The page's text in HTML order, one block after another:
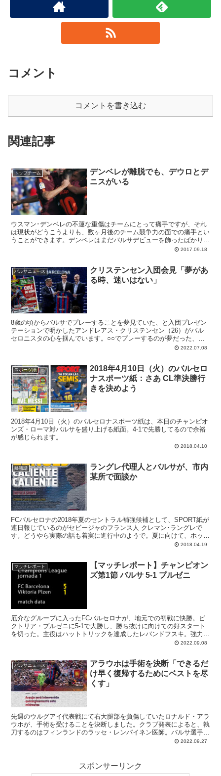
コメント
コメントを書き込む
関連記事
トップチーム
デンベレが離脱でも、デウロとデ
ニスがいる
ウスマン･デンベレの不運な重傷はチームにとって痛手ですが、それ
は現状がどうこうよりも、数ヶ月後のチーム競争力の面での痛手とい
うことができます。デンベレはまだバルサデビューを飾ったばかり
で、チームの計算できる戦力となるにはまだ時間のかかる状況..
2017.09.18
バルサニュース
クリステンセン入団会見「夢があ
る時、迷いはない」
8歳の頃からバルサでプレーすることを夢見ていた、と入団プレゼン
テーションで明かしたアンドレアス・クリステンセン（26）がバル
セロニスタの心を掴んでいます。○○でプレーするのが夢だった、、
のフレーズはもはや入団時のお決まりですが、我らの新セントラルに
2022.07.08
スポーツ紙
2018年4月10日（火）のバルセロ
ナスポーツ紙：さあ CL準決勝行
きを決めよう
2018年4月10日（火）のバルセロナスポーツ紙は、本日のチャンピオ
ンズ・ローマ対バルサを盛り上げる紙面。4-1で先勝してるので余裕
が感じられます。
2018.04.10
移籍話
ラングレ代理人とバルサが、市内
某所で面談か
FCバルセロナの2018年夏のセントラル補強候補として、SPORT紙が
連日報じているのがセビージャのフランス人 クレマン･ラングレで
す。どうやら実際の話も着実に進行中のようで。夏に向けて、ホット
2018.04.19
マッチレポート
【マッチレポート】チャンピオン
ズ第1節 バルサ 5-1 プルゼニ
厄介なグループに入ったFCバルセロナが、地元での初戦に快勝。ビ
クトリア・プルゼニに5-1で大勝し、勝ち抜けに向けての好スタート
を切った。主役はハットトリックを達成したレバンドフスキ。強力で
正確なシュートをずばずば決めてしまう最強の9番だ。頑張って彼を
2022.09.08
バルサニュース
アラウホは手術を決断「できるだ
け早く復帰するためにベストを尽
くす」
先週のウルグアイ代表戦にて右大腿部を負傷していたロナルド・アラ
ウホが、手術を受けることを決断しました。クラブ発表によると、執
刀するのはフィンランドのラッセ・レンパイネン医師。バルサ選手で
はデンベレとセルジ・ロベルトが彼のオペを受けた、お馴染みの医師
2022.09.27
スポンサーリンク